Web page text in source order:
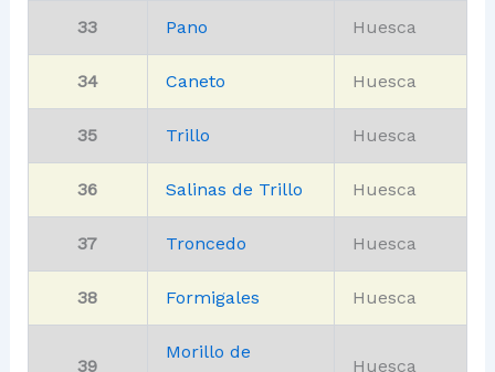
33 Pano Huesca
34 Caneto Huesca
35 Trillo Huesca
36 Salinas de Trillo Huesca
37 Troncedo Huesca
38 Formigales Huesca
39
Morillo de
Huesca